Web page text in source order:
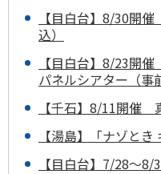
【目白台】8/30開
込）
【目白台】8/23開
パネルシアター（事
【千石】8/11開催
【湯島】「ナゾとき
【目白台】7/28～